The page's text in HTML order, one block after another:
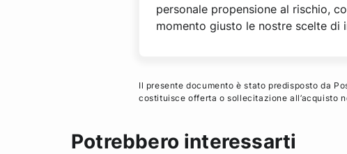
personale propensione al rischio,
momento giusto le nostre scelte di
Il presente documento è stato predisposto da
costituisce offerta o sollecitazione all’acquisto
Potrebbero interessarti